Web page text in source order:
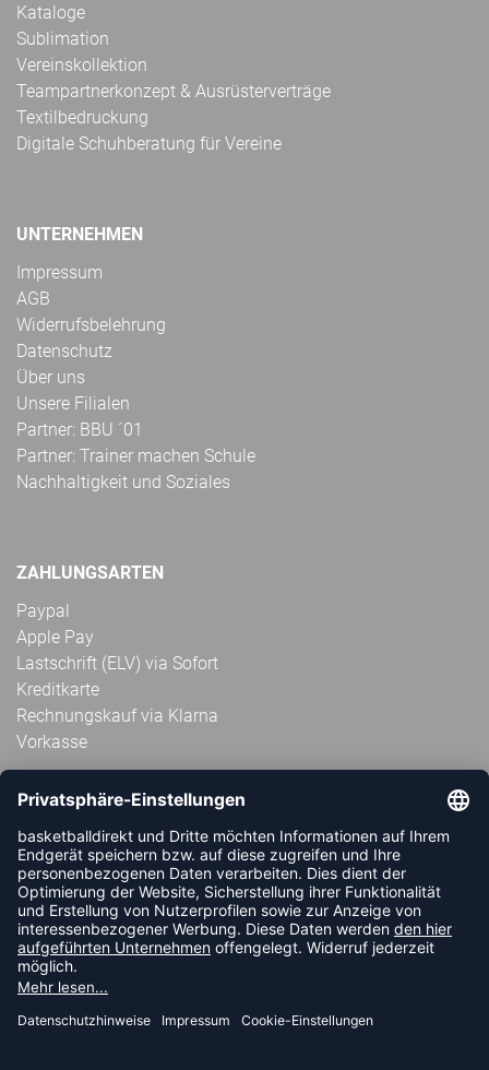
Kataloge
Sublimation
Vereinskollektion
Teampartnerkonzept & Ausrüsterverträge
Textilbedruckung
Digitale Schuhberatung für Vereine
UNTERNEHMEN
Impressum
AGB
Widerrufsbelehrung
Datenschutz
Über uns
Unsere Filialen
Partner: BBU ´01
Partner: Trainer machen Schule
Nachhaltigkeit und Soziales
ZAHLUNGSARTEN
Paypal
Apple Pay
Lastschrift (ELV) via Sofort
Kreditkarte
Rechnungskauf via Klarna
Vorkasse
ABONNIERE JETZT DEN KOSTENLOSEN
HANDBALLDIREKT-NEWSLETTER UND VERPASSE KEINE
NEUIGKEIT ODER AKTION MEHR.
JETZT ANMELDEN